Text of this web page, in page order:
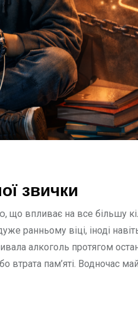
звички
впливає на все більшу
ранньому віці, іноді
алкоголь протягом
втрата пам’яті. Водночас